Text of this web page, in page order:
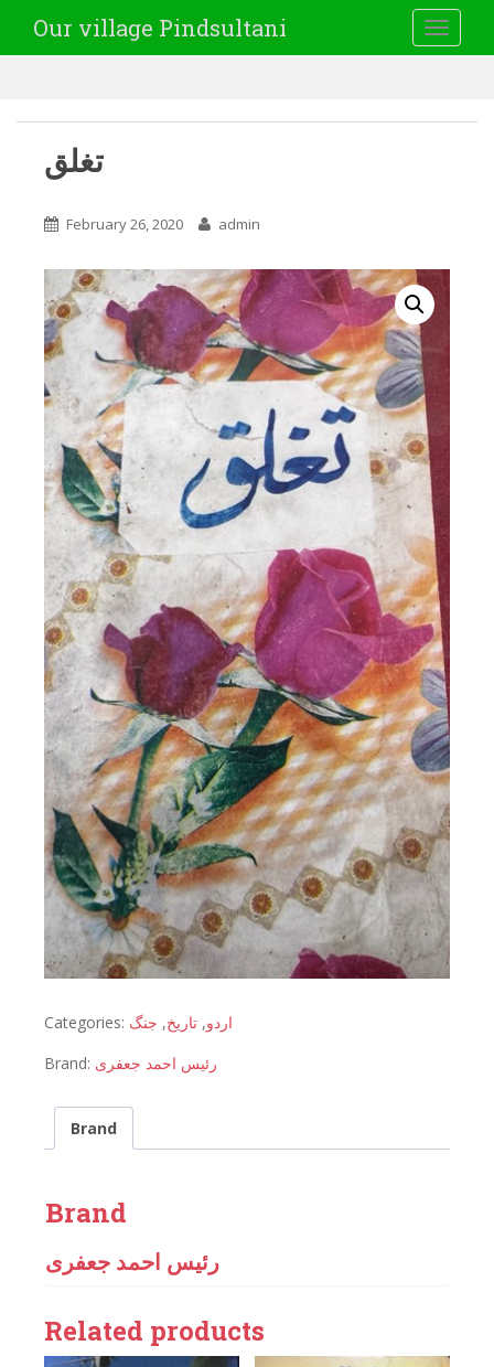
Our village Pindsultani
تغلق
February 26, 2020 admin
Categories: اردو, تاریخ, جنگ
Brand: رئیس احمد جعفری
Brand
Brand
رئیس احمد جعفری
Related products